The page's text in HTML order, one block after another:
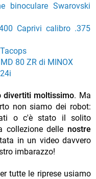
binoculare Swarovski
Caprivi calibro .375
80 ZR di MINOX
divertiti moltissimo. Ma
non siamo dei robot:
o c'è stato il solito
collezione delle nostre
in un video davvero
imbarazzo!
tutte le riprese usiamo